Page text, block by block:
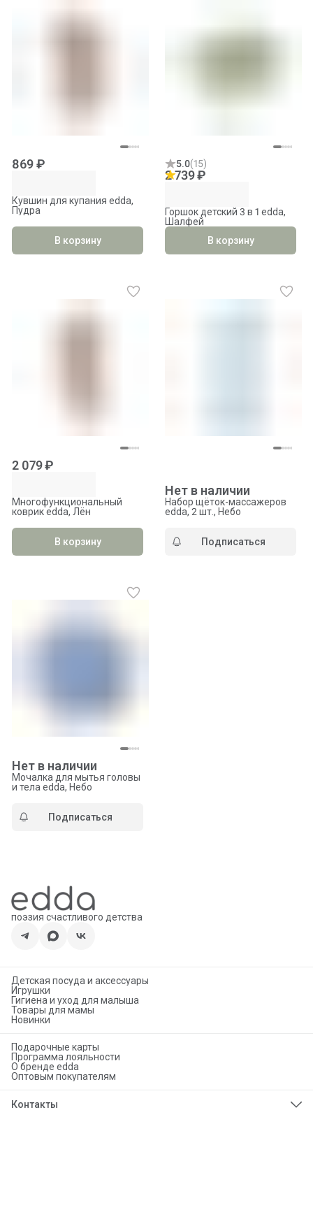
869 ₽
Кувшин для купания edda,
Пудра
В корзину
5.0(15)
2 739 ₽
Горшок детский 3 в 1 edda,
Шалфей
В корзину
2 079 ₽
Многофункциональный
коврик edda, Лён
В корзину
Нет в наличии
Набор щёток-массажеров
edda, 2 шт., Небо
Подписаться
Нет в наличии
Мочалка для мытья головы
и тела edda, Небо
Подписаться
поэзия счастливого детства
Детская посуда и аксессуары
Игрушки
Гигиена и уход для малыша
Товары для мамы
Новинки
Подарочные карты
Программа лояльности
О бренде edda
Оптовым покупателям
Контакты